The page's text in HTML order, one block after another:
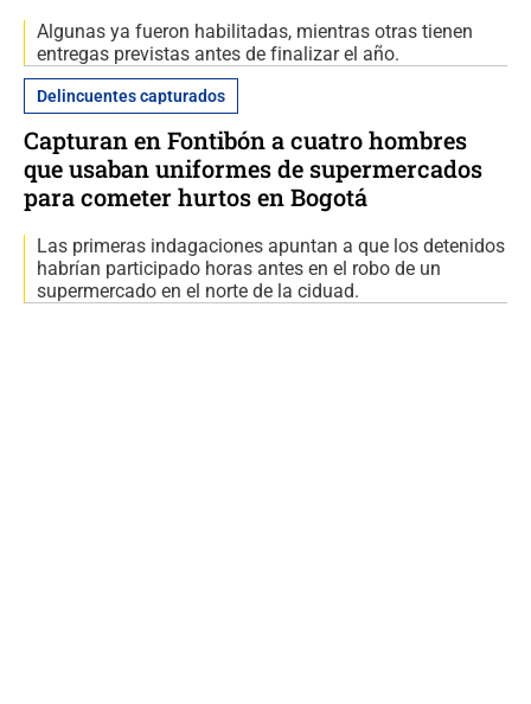
Algunas ya fueron habilitadas, mientras otras tienen
entregas previstas antes de finalizar el año.
Delincuentes capturados
Capturan en Fontibón a cuatro hombres
que usaban uniformes de supermercados
para cometer hurtos en Bogotá
Las primeras indagaciones apuntan a que los detenidos
habrían participado horas antes en el robo de un
supermercado en el norte de la ciduad.